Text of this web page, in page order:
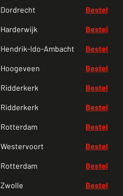
Dordrecht Bestel
Harderwijk Bestel
Hendrik-Ido-Ambacht Bestel
Hoogeveen Bestel
Ridderkerk Bestel
Ridderkerk Bestel
Rotterdam Bestel
Westervoort Bestel
Rotterdam Bestel
Zwolle Bestel